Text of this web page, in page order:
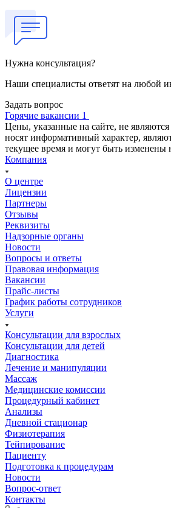
Нужна консультация?
Наши специалисты ответят на любой
Задать вопрос
Горячие вакансии 1
Цены, указанные на сайте, не
носят информативный характер,
текущее время и могут быть изменены
Компания
О центре
Лицензии
Партнеры
Отзывы
Реквизиты
Надзорные органы
Новости
Вопросы и ответы
Правовая информация
Вакансии
Прайс-листы
График работы сотрудников
Услуги
Консультации для взрослых
Консультации для детей
Диагностика
Лечение и манипуляции
Массаж
Медицинские комиссии
Процедурный кабинет
Анализы
Дневной стационар
Физиотерапия
Тейпирование
Пациенту
Подготовка к процедурам
Новости
Вопрос-ответ
Контакты